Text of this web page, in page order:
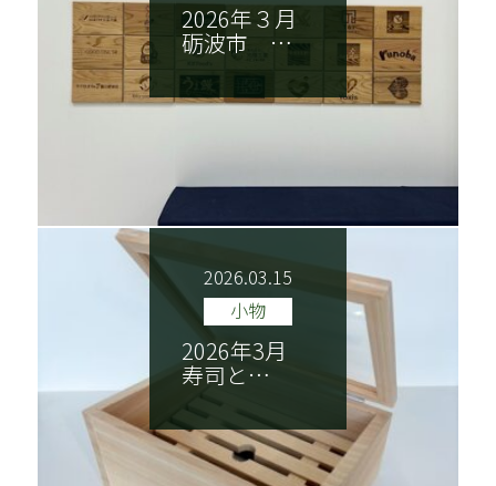
2026年３月
砺波市 …
2026.03.15
小物
2026年3月
寿司と…